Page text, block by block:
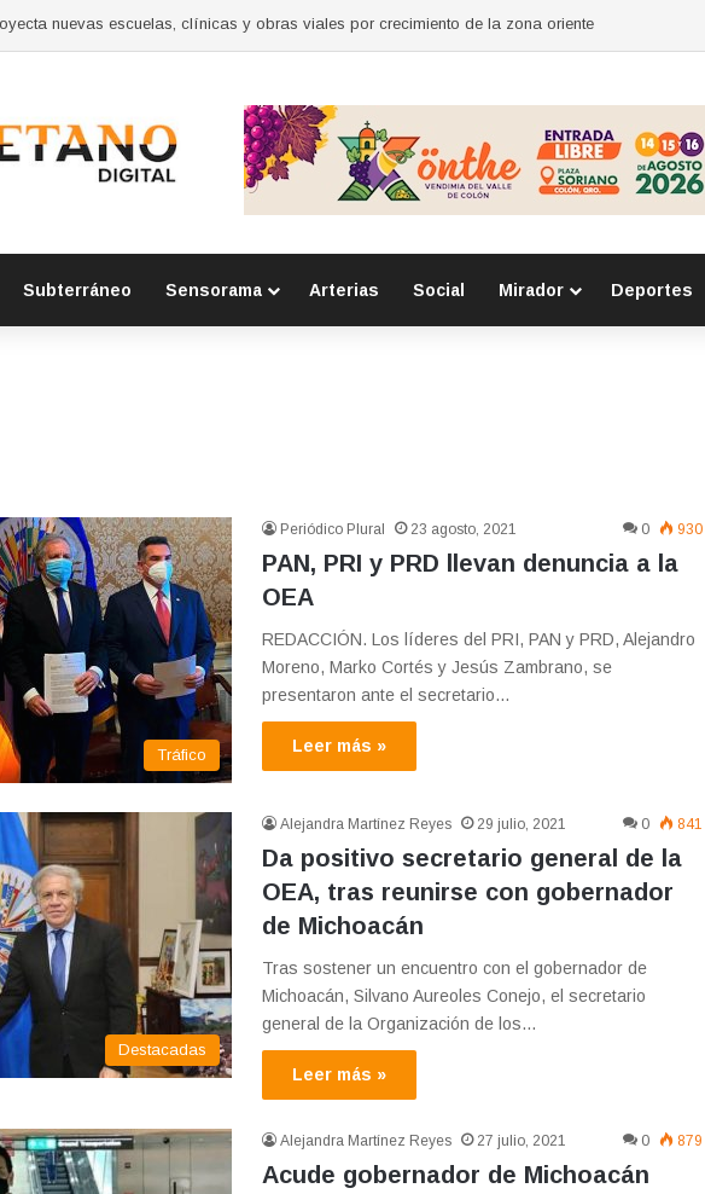
cursos de autoempleo para mujeres en Huimilpan
Subterráneo Sensorama Arterias Social Mirador Deportes
Tráfico
Periódico Plural 23 agosto, 2021 0 930
PAN, PRI y PRD llevan denuncia a la
OEA
REDACCIÓN. Los líderes del PRI, PAN y PRD, Alejandro
Moreno, Marko Cortés y Jesús Zambrano, se
presentaron ante el secretario…
Leer más »
Destacadas
Alejandra Martínez Reyes 29 julio, 2021 0 841
Da positivo secretario general de la
OEA, tras reunirse con gobernador
de Michoacán
Tras sostener un encuentro con el gobernador de
Michoacán, Silvano Aureoles Conejo, el secretario
general de la Organización de los…
Leer más »
Alejandra Martínez Reyes 27 julio, 2021 0 879
Acude gobernador de Michoacán